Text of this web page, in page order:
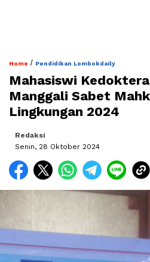
Home / Pendidikan Lombokdaily
Mahasiswi
Manggali Sabet
Lingkungan 2024
Redaksi
Senin, 28 Oktober 2024